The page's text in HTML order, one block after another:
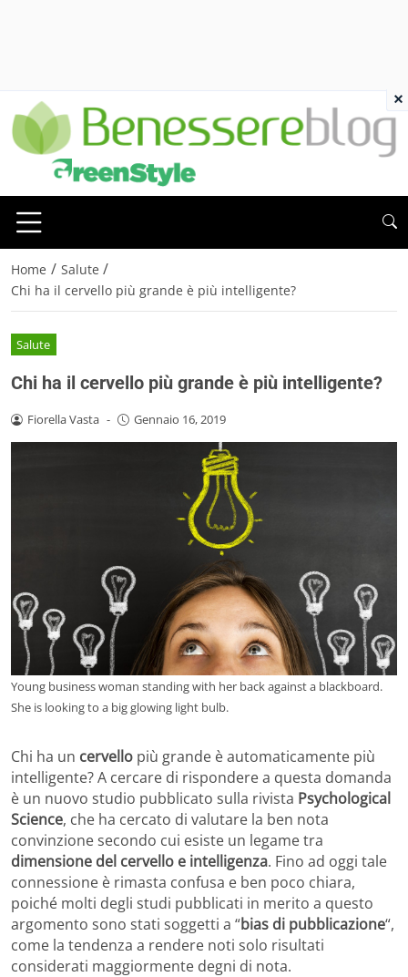
Home / Salute /
Chi ha il cervello più grande è più intelligente?
Salute
Chi ha il cervello più grande è più intelligente?
Fiorella Vasta - Gennaio 16, 2019
Young business woman standing with her back against a blackboard.
She is looking to a big glowing light bulb.
Chi ha un cervello più grande è automaticamente più
intelligente? A cercare di rispondere a questa domanda
è un nuovo studio pubblicato sulla rivista Psychological
Science, che ha cercato di valutare la ben nota
convinzione secondo cui esiste un legame tra
dimensione del cervello e intelligenza. Fino ad oggi tale
connessione è rimasta confusa e ben poco chiara,
poiché molti degli studi pubblicati in merito a questo
argomento sono stati soggetti a “bias di pubblicazione“,
come la tendenza a rendere noti solo risultati
considerati maggiormente degni di nota.
×